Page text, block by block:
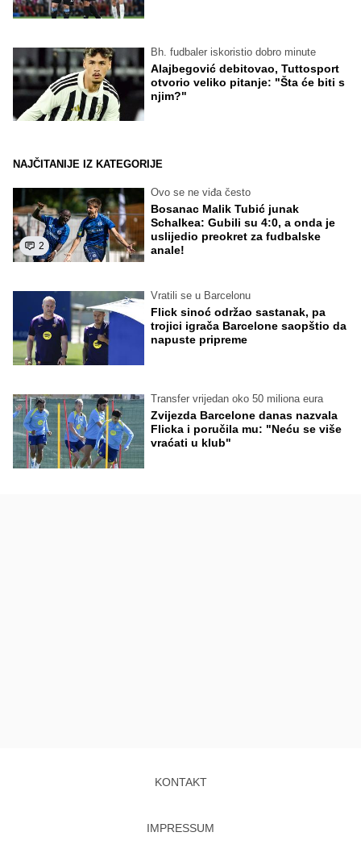
Bh. fudbaler iskoristio dobro minute
Alajbegović debitovao, Tuttosport
otvorio veliko pitanje: "Šta će biti s
njim?"
NAJČITANIJE IZ KATEGORIJE
2
Ovo se ne viđa često
Bosanac Malik Tubić junak
Schalkea: Gubili su 4:0, a onda je
uslijedio preokret za fudbalske
anale!
Vratili se u Barcelonu
Flick sinoć održao sastanak, pa
trojici igrača Barcelone saopštio da
napuste pripreme
Transfer vrijedan oko 50 miliona eura
Zvijezda Barcelone danas nazvala
Flicka i poručila mu: "Neću se više
vraćati u klub"
KONTAKT
IMPRESSUM